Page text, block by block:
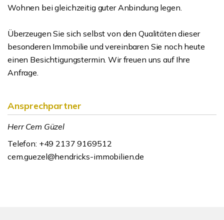
Wohnen bei gleichzeitig guter Anbindung legen.
Überzeugen Sie sich selbst von den Qualitäten dieser
besonderen Immobilie und vereinbaren Sie noch heute
einen Besichtigungstermin. Wir freuen uns auf Ihre
Anfrage.
Ansprechpartner
Herr Cem Güzel
Telefon: +49 2137 9169512
cem.guezel@hendricks-immobilien.de